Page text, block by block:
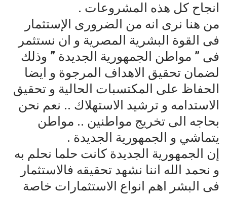
انجاح كل هذه المشروعات .
من هنا نرى انه من الضرورى الإستثمار
فى القوة البشرية المصرية و ان نستثمر
فى ” مواطن الجمهورية الجديدة ” وذلك
لضمان تحقيق الاهداف المرجوة و ايضا
الحفاظ على المكتسبات الحالية و تحقيق
الاستدامه و ترشيد الاستهلاك .. نعم نحن
بحاجه الى تخريج مواطنين .. مواطن
يتماشي و الجمهورية الجديدة .
إن الجمهورية الجديدة كانت حلما نحلم به
و نحمد الله اننا نشهد تحقيقه فالاستثمار
فى البشر اهم انواع الاستثمارات خاصة